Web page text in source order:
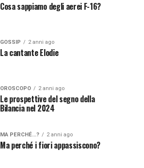
Cosa sappiamo degli aerei F-16?
GOSSIP 2 anni ago
La cantante Elodie
OROSCOPO 2 anni ago
Le prospettive del segno della
Bilancia nel 2024
MA PERCHÉ...? 2 anni ago
Ma perché i fiori appassiscono?